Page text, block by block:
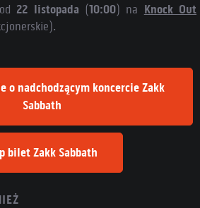
22 listopada (10:00) na Knock Out
o nadchodzącym koncercie Zakk
Sabbath
bilet Zakk Sabbath